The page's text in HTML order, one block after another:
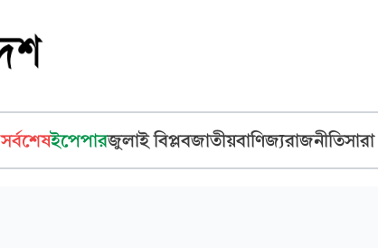
সর্বশেষইপেপারজুলাই বিপ্লবজাতীয়বাণিজ্যরাজনীতি